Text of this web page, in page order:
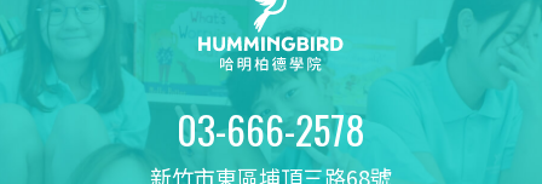
03-666-2578
新竹市東區埔頂三路68號